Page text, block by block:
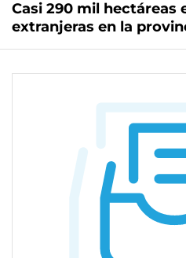
Casi 290 mil hectáreas
extranjeras en la